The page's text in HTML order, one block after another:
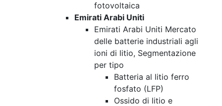
fotovoltaica
Emirati Arabi Uniti
Emirati Arabi Uniti Mercato
delle batterie industriali agli
ioni di litio, Segmentazione
per tipo
Batteria al litio ferro
fosfato (LFP)
Ossido di litio e